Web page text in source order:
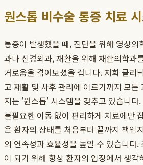
원스톱 비수술 통증 치료
통증이 발생했을 때, 진단을 위해 영상의
과나 신경외과, 재활을 위해 재활의학과
거로움을 겪어보셨을 겁니다. 저희 클리
고 재활 및 사후 관리에 이르기까지 모든
지는 '원스톱' 시스템을 갖추고 있습니다
불필요한 이동 없이 편리하게 치료에만
은 환자의 상태를 처음부터 끝까지 책임
의 연속성과 효율성을 높일 수 있습니다.
이 되기 위해 항상 환자의 입장에서 생각